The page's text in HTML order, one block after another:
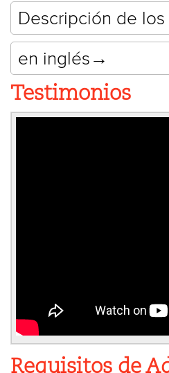
Descripción de los
en inglés→
Testimonios
Requisitos de